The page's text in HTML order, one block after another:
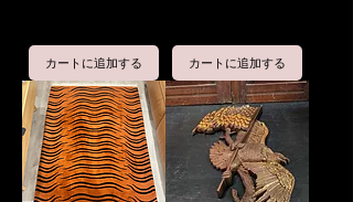
カートに追加する カートに追加する